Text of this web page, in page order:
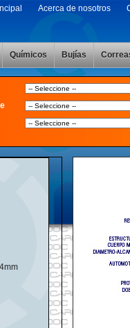
Acerca de nosotros
Químicos Bujías